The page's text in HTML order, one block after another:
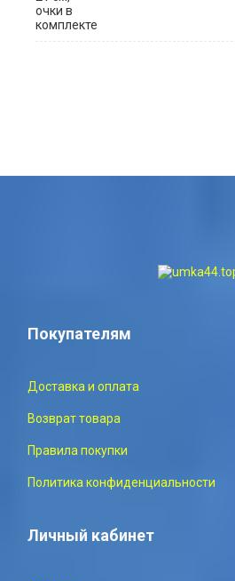
Покупателям
Доставка и оплата
Возврат товара
Правила покупки
Политика конфиденциальности
Личный кабинет